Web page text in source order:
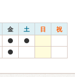
金 土 日 祝